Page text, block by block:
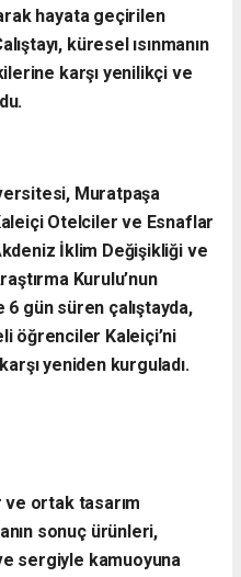
hayata geçirilen
küresel ısınmanın
karşı yenilikçi ve
Muratpaşa
Otelciler ve Esnaflar
İklim Değişikliği ve
Kurulu’nun
gün süren çalıştayda,
öğrenciler Kaleiçi’ni
yeniden kurguladı.​
ve ortak tasarım
sonuç ürünleri,
sergiyle kamuoyuna